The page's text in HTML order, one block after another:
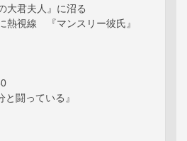
大君夫人』に沼る
熱視線 『マンスリー彼氏』
闘っている』